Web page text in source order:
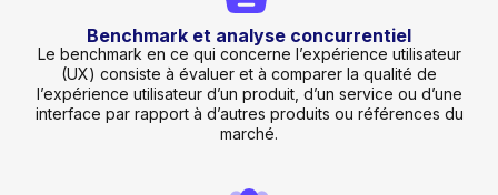
Benchmark et analyse concurrentiel
Le benchmark en ce qui concerne l’expérience utilisateur
(UX) consiste à évaluer et à comparer la qualité de
l’expérience utilisateur d’un produit, d’un service ou d’une
interface par rapport à d’autres produits ou références du
marché.